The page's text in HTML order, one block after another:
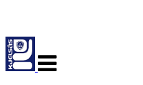
navigasjon